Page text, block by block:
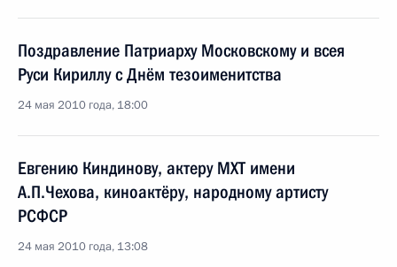
Поздравление Патриарху Московскому и всея
Руси Кириллу с Днём тезоименитства
24 мая 2010 года, 18:00
Евгению Киндинову, актеру МХТ имени
А.П.Чехова, киноактёру, народному артисту
РСФСР
24 мая 2010 года, 13:08